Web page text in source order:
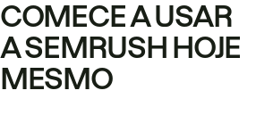
COMECE A USAR
A SEMRUSH HOJE
MESMO